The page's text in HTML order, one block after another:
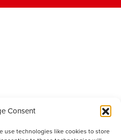
Consent
use technologies like cookies to store